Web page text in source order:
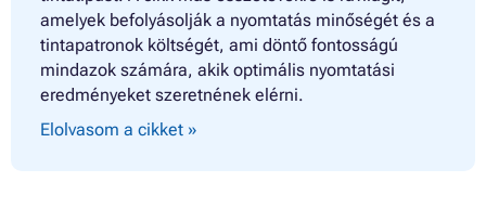
Patron CANON PIXMA MPC400
Patron CANON PIXMA MPC600F
Patron CANON S400
Patron CANON S400 SERIES
Patron CANON S400X
Patron CANON S4500
amelyek befolyásolják a nyomtatás minőségét és a
tintapatronok költségét, ami döntő fontosságú
mindazok számára, akik optimális nyomtatási
eredményeket szeretnének elérni.
Elolvasom a cikket »